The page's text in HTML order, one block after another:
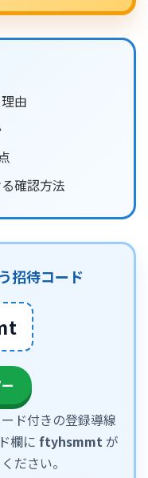
由
確認方法
招待コード
ド付きの登録導線
欄に ftyhsmmtが
ださい。